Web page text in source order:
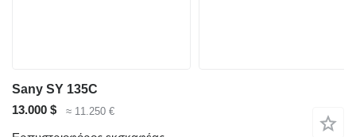
Sany SY 135C
13.000 $
≈ 11.250 €